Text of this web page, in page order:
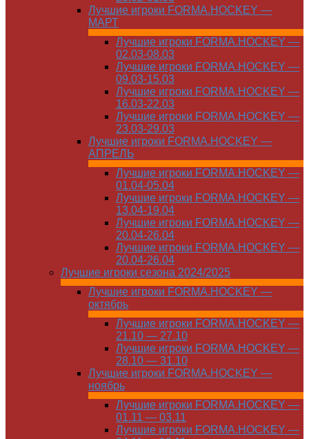
Лучшие игроки FORMA.HOCKEY —
МАРТ
Лучшие игроки FORMA.HOCKEY —
02.03-08.03
Лучшие игроки FORMA.HOCKEY —
09.03-15.03
Лучшие игроки FORMA.HOCKEY —
16.03-22.03
Лучшие игроки FORMA.HOCKEY —
23.03-29.03
Лучшие игроки FORMA.HOCKEY —
АПРЕЛЬ
Лучшие игроки FORMA.HOCKEY —
01.04-05.04
Лучшие игроки FORMA.HOCKEY —
13.04-19.04
Лучшие игроки FORMA.HOCKEY —
20.04-26.04
Лучшие игроки FORMA.HOCKEY —
20.04-26.04
Лучшие игроки сезона 2024/2025
Лучшие игроки FORMA.HOCKEY —
октябрь
Лучшие игроки FORMA.HOCKEY —
21.10 — 27.10
Лучшие игроки FORMA.HOCKEY —
28.10 — 31.10
Лучшие игроки FORMA.HOCKEY —
ноябрь
Лучшие игроки FORMA.HOCKEY —
01.11 — 03.11
Лучшие игроки FORMA.HOCKEY —